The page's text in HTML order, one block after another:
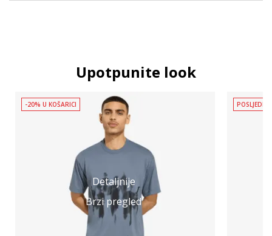
Upotpunite look
Detaljnije
Brzi pregled
-20% U KOŠARICI